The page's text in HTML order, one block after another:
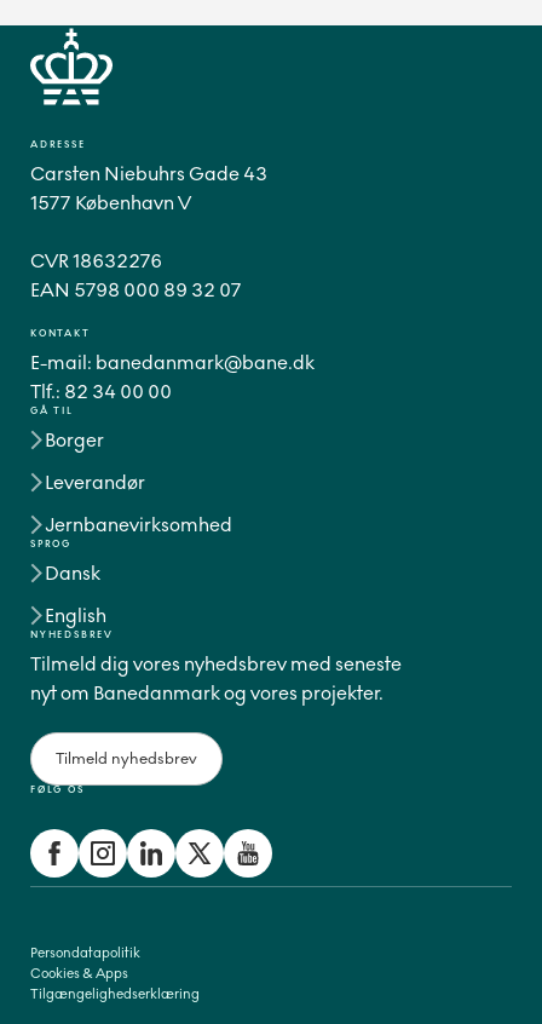
GÅ TIL
Borger
Leverandør
Jernbanevirksomhed
SPROG
Dansk
English
FØLG OS
ADRESSE
Carsten Niebuhrs Gade 43
1577 København V
CVR 18632276
EAN 5798 000 89 32 07
KONTAKT
E-mail: banedanmark@bane.dk
Tlf.: 82 34 00 00
NYHEDSBREV
Tilmeld dig vores nyhedsbrev med seneste
nyt om Banedanmark og vores projekter.
Tilmeld nyhedsbrev
Persondatapolitik
Cookies & Apps
Tilgængelighedserklæring